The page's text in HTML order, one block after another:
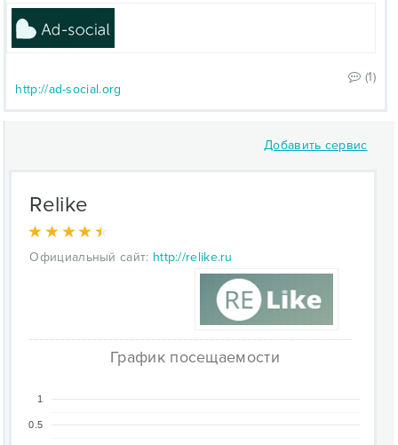
(1)
http://ad-social.org
Добавить сервис
Relike
Официальный сайт: http://relike.ru
График посещаемости
0.5
1